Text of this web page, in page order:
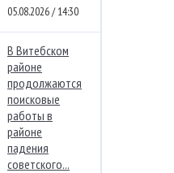
05.08.2026 / 14:30
В Витебском
районе
продолжаются
поисковые
работы в
районе
падения
советского...